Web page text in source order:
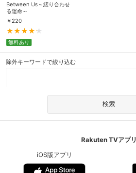
Between Us～縒り合わせ
る運命～
￥ 220
無料あり
除外キーワードで絞り込む
Rakuten TVアプリ
iOS版アプリ